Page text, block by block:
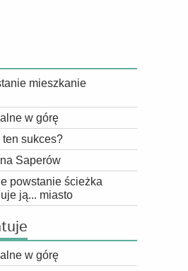
mieszkanie
w górę
ten sukces?
Saperów
powstanie ścieżka
ją... miasto
w górę